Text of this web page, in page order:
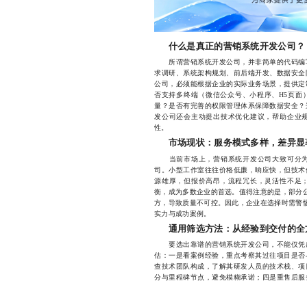
什么是真正的营销系统开发公司？
所谓营销系统开发公司，并非简单的代码编
求调研、系统架构规划、前后端开发、数据安
公司，必须能根据企业的实际业务场景，提供
否支持多终端（微信公众号、小程序、H5页
量？是否有完善的权限管理体系保障数据安全
发公司还会主动提出技术优化建议，帮助企业
性。
市场现状：服务模式多样，差异显
当前市场上，营销系统开发公司大致可分
司。小型工作室往往价格低廉，响应快，但技
源雄厚，但报价高昂，流程冗长，灵活性不足
衡，成为多数企业的首选。值得注意的是，部分
方，导致质量不可控。因此，企业在选择时需警
实力与成功案例。
通用筛选方法：从经验到交付的
要选出靠谱的营销系统开发公司，不能仅凭
估：一是看案例经验，重点考察其过往项目是
查技术团队构成，了解其研发人员的技术栈、
分与里程碑节点，避免模糊承诺；四是重售后